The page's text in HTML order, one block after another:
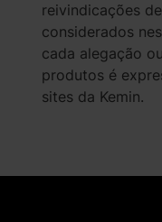
reivindicações
considerados
cada alegação
produtos é
sites da Kemin.